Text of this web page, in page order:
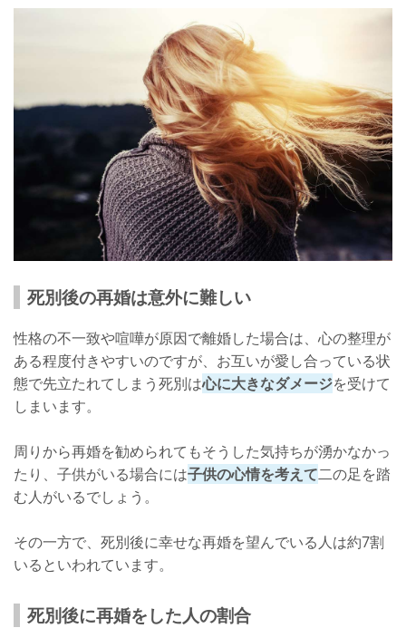
死別後の再婚は意外に難しい
性格の不一致や喧嘩が原因で離婚した場合は、心の整理が
ある程度付きやすいのですが、お互いが愛し合っている状
態で先立たれてしまう死別は心に大きなダメージを受けて
しまいます。
周りから再婚を勧められてもそうした気持ちが湧かなかっ
たり、子供がいる場合には子供の心情を考えて二の足を踏
む人がいるでしょう。
その一方で、死別後に幸せな再婚を望んでいる人は約7割
いるといわれています。
死別後に再婚をした人の割合